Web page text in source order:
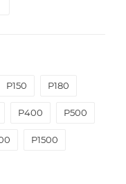
P150 P180
P400 P500
P1500